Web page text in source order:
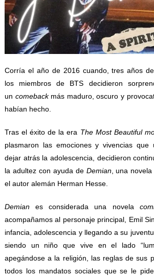
Corría el año de 2016 cuando, tres años
los miembros de BTS decidieron
un comebackmás maduro, oscuro y
habían hecho.
Tras el éxito de la era The Most Beautiful
plasmaron las emociones y vivencias que
dejar atrás la adolescencia, decidieron
la adultez con ayuda de Demian, una
el autor alemán Herman Hesse.
Demian es considerada una novela
acompañamos al personaje principal, Emil
infancia, adolescencia y llegando a su
siendo un niño que vive en el lado
apegándose a la religión, las reglas de sus
todos los mandatos sociales que se le